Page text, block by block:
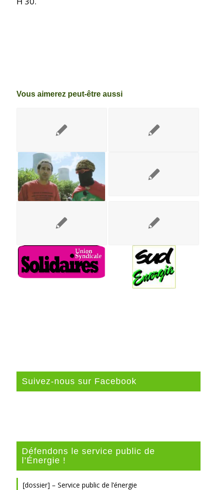
Vous aimerez peut-être aussi
Suivez-nous sur Facebook
Défendons le service public de
l’Énergie !
[dossier] – Service public de l’énergie